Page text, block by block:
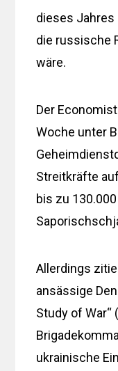
dieses Jahres
die russische
wäre.
Der
Woche unter
Streitkräfte
bis zu
Allerdings
ansässige
Study of War“
ukrainische